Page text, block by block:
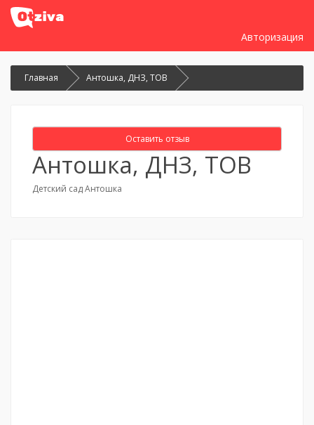
Авторизация
Главная Антошка, ДНЗ, ТОВ
Оставить отзыв
Антошка, ДНЗ, ТОВ
Детский сад Антошка